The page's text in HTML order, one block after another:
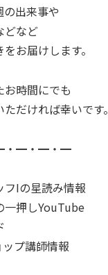
の出来事や
どなど
お届けします。
お時間にでも
だければ幸いです。
━・━・━
Iの星読み情報
押しYouTube
プ講師情報